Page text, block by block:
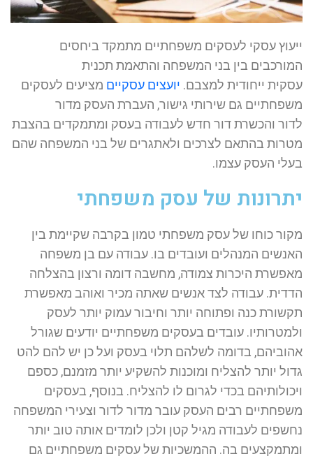
ייעוץ עסקי לעסקים משפחתיים מתמקד ביחסים
המורכבים בין בני המשפחה והתאמת תכנית
עסקית ייחודית למצבם. יועצים עסקיים מציעים לעסקים
משפחתיים גם שירותי גישור, העברת העסק מדור
לדור והכשרת דור חדש לעבודה בעסק ומתמקדים בהצבת
מטרות בהתאם לצרכים ולאתגרים של בני המשפחה שהם
בעלי העסק עצמו.
יתרונות של עסק משפחתי
מקור כוחו של עסק משפחתי טמון בקרבה שקיימת בין
האנשים המנהלים ועובדים בו. עבודה עם בן משפחה
מאפשרת היכרות צמודה, מחשבה דומה ורצון בהצלחה
הדדית. עבודה לצד אנשים שאתה מכיר ואוהב מאפשרת
תקשורת כנה ופתוחה יותר וחיבור עמוק יותר לעסק
ולמטרותיו. עובדים בעסקים משפחתיים יודעים שגורל
אהוביהם, בדומה לשלהם תלוי בעסק ועל כן יש להם להט
גדול יותר להצליח ומוכנות להשקיע יותר מזמנם, כספם
ויכולותיהם בכדי לגרום לו להצליח. בנוסף, בעסקים
משפחתיים רבים העסק עובר מדור לדור וצעירי המשפחה
נחשפים לעבודה מגיל קטן ולכן לומדים אותה טוב יותר
ומתמקצעים בה. ההמשכיות של עסקים משפחתיים גם